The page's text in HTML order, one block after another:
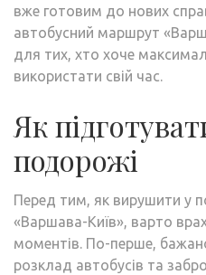
вже готовим до нових
автобусний маршрут
для тих, хто хоче
використати свій час.
Як
подорожі
Перед тим, як вирушити у
«Варшава-Київ», варто
моментів. По-перше,
розклад автобусів та